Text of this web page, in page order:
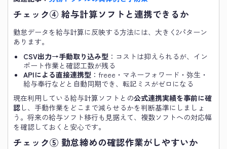
チェック④ 給与計算ソフトと連携できるか
勤怠データを給与計算に反映する方法には、大きく2パターン
あります。
CSV出力→手動取り込み型 ：コストは抑えられるが、イン
ポート作業と確認工数が残る
APIによる直接連携型 ：freee・マネーフォワード・弥生・
給与奉行などと自動同期でき、転記ミスがゼロになる
現在利用している給与計算ソフトとの公式連携実績を事前に確
認 し、手動作業をどこまで減らせるかを判断基準にしましょ
う。将来の給与ソフト移行も見据えて、複数ソフトへの対応幅
を確認しておくと安心です。
チェック⑤ 勤怠締めの確認作業がしやすいか